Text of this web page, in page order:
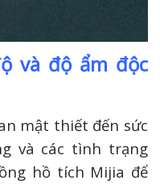
và độ ẩm độc
mật thiết đến sức
và các tình trạng
hồ tích Mijia để